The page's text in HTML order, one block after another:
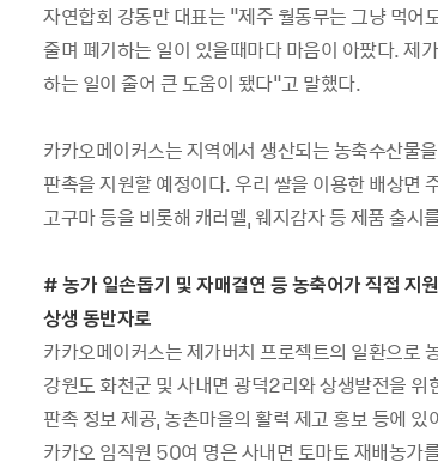
자연합회 강동만 대표는 "제주 월동무는 그냥 먹어
줄며 폐기하는 일이 있을때마다 마음이 아팠다. 제
하는 일이 줄어 큰 도움이 됐다"고 말했다.
카카오메이커스는 지역에서 생산되는 농축수산물
판촉을 지원할 예정이다. 우리 쌀을 이용한 배상면
고구마 등을 비롯해 캐러멜, 웨지감자 등 제품 출시
# 농가 일손돕기 및 자매결연 등 농축어가 직접 지
상생 동반자로
카카오메이커스는 제가버치 프로젝트의 일환으로
강원도 화천군 및 사내면 광덕2리와 상생발전을
판촉 정보 제공, 농촌마을의 활력 제고 홍보 등에
카카오 임직원 50여 명은 사내면 토마토 재배농가